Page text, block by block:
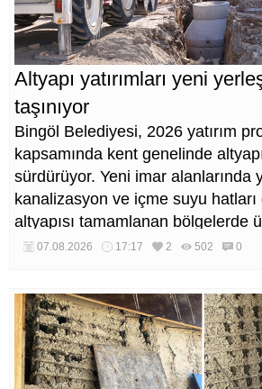
Altyapı yatırımları yeni
taşınıyor
Bingöl Belediyesi, 2026 yatırım
kapsamında kent genelinde
sürdürüyor. Yeni imar alanlarında
kanalizasyon ve içme suyu
altyapısı tamamlanan bölgelerde
düzenlemeleri de eş zamanlı
07.08.2026 17:17 2 502 0